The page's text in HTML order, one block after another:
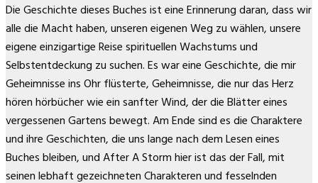
Die Geschichte dieses Buches ist eine Erinnerung daran, dass wir
alle die Macht haben, unseren eigenen Weg zu wählen, unsere
eigene einzigartige Reise spirituellen Wachstums und
Selbstentdeckung zu suchen. Es war eine Geschichte, die mir
Geheimnisse ins Ohr flüsterte, Geheimnisse, die nur das Herz
hören hörbücher wie ein sanfter Wind, der die Blätter eines
vergessenen Gartens bewegt. Am Ende sind es die Charaktere
und ihre Geschichten, die uns lange nach dem Lesen eines
Buches bleiben, und After A Storm hier ist das der Fall, mit
seinen lebhaft gezeichneten Charakteren und fesselnden